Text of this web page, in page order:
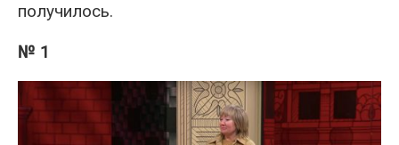
получилось.
№ 1